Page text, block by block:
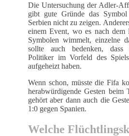
Die Untersuchung der Adler-
gibt gute Gründe das
Serbien nicht zu zeigen.
einem Event, wo es nach dem
Symbolen wimmelt, einzelne
sollte auch bedenken, dass
Politiker im Vorfeld des
aufgeheizt haben.
Wenn schon, müsste die Fifa
herabwürdigende Gesten beim
gehört aber dann auch die
1:0 gegen Spanien.
Welche